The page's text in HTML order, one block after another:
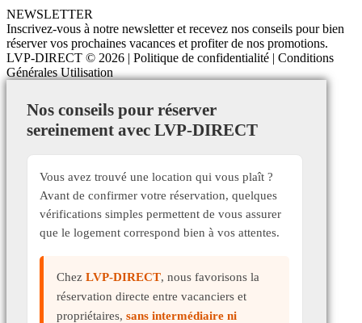
NEWSLETTER
Inscrivez-vous à notre newsletter et recevez nos conseils pour bien
réserver vos prochaines vacances et profiter de nos promotions.
LVP-DIRECT © 2026 | Politique de confidentialité | Conditions
Générales Utilisation
Nos conseils pour réserver
sereinement avec LVP-DIRECT
Vous avez trouvé une location qui vous plaît ?
Avant de confirmer votre réservation, quelques
vérifications simples permettent de vous assurer
que le logement correspond bien à vos attentes.
Chez LVP-DIRECT, nous favorisons la
réservation directe entre vacanciers et
propriétaires, sans intermédiaire ni